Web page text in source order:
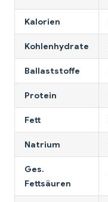
Kalorien
Kohlenhydrate
Ballaststoffe
Protein
Fett
Natrium
Ges.
Fettsäuren